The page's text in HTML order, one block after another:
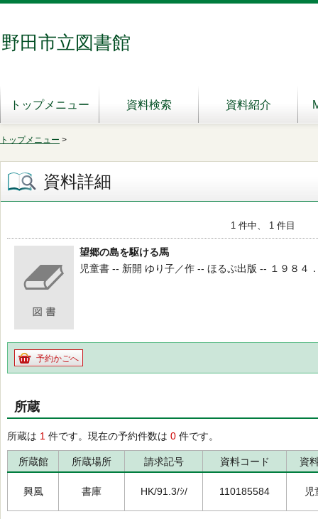
野田市立図書館
トップメニュー 資料検索 資料紹介
トップメニュー >
資料詳細
1 件中、 1 件目
望郷の島を駆ける馬
児童書 -- 新開 ゆり子／作 -- ほるぷ出版 -- １９８４
予約かごへ
所蔵
所蔵は 1 件です。現在の予約件数は 0 件です。
所蔵館 所蔵場所 請求記号 資料コード 資
興風 書庫 HK/91.3/ｼ/ 110185584 児